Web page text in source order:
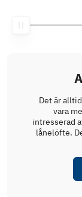
Det är
vara
intresserad
lånelöfte.